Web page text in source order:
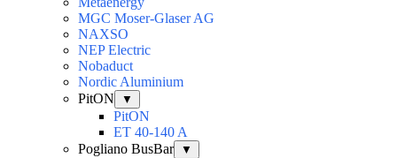
MGC Moser-Glaser AG
NAXSO
NEP Electric
Nobaduct
Nordic Aluminium
PitON
▼
PitON
ET 40-140 A
Pogliano BusBar
▼